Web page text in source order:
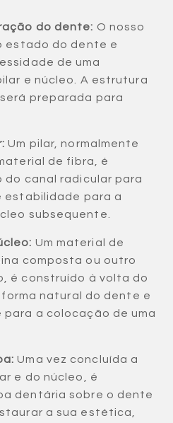
do dente: O nosso
estado do dente e
de uma
e núcleo. A estrutura
preparada para
Um pilar, normalmente
de fibra, é
do canal radicular para
estabilidade para a
subsequente.
Um material de
composta ou outro
é construído à volta do
natural do dente e
para a colocação de uma
Uma vez concluída a
e do núcleo, é
dentária sobre o dente
a sua estética,